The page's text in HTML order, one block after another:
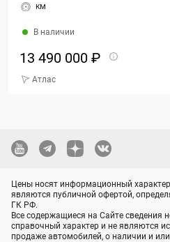
км
В наличии
13 490 000 ₽
Атлас
Цены носят информационный
являются публичной офертой,
ГК РФ.
Все содержащиеся на Сайте сведения
справочный характер и не являются
продаже автомобилей, о наличии и